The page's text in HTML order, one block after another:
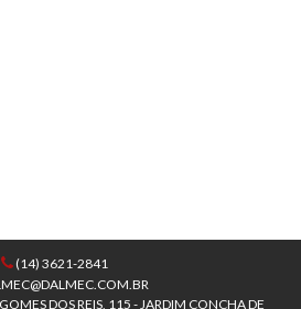
(14) 3621-2841
DOS REIS, 115 - JARDIM CONCHA DE